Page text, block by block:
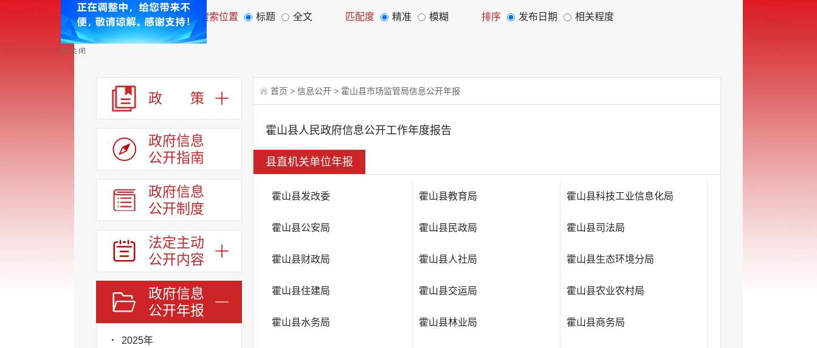
搜索位置 标题 全文 匹配度 精准 模糊 排序 发布日期 相关程度
政 策
政府信息
公开指南
政府信息
公开制度
法定主动
公开内容
政府信息
公开年报
2025年
首页 > 信息公开 > 霍山县市场监管局信息公开年报
霍山县人民政府信息公开工作年度报告
县直机关单位年报
霍山县发改委 霍山县教育局 霍山县科技工业信息化局
霍山县公安局 霍山县民政局 霍山县司法局
霍山县财政局 霍山县人社局 霍山县生态环境分局
霍山县住建局 霍山县交运局 霍山县农业农村局
霍山县水务局 霍山县林业局 霍山县商务局